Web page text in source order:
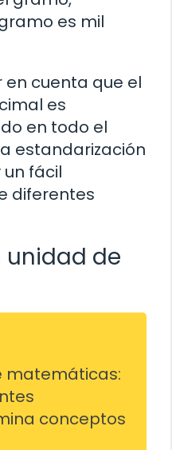
es mil
cuenta que el
es
en todo el
estandarización
fácil
diferentes
unidad de
matemáticas:
conceptos